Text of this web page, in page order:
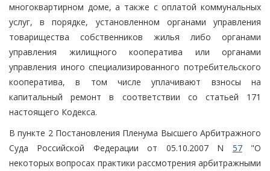
многоквартирном доме, а также с оплатой коммунальных
услуг, в порядке, установленном органами управления
товарищества собственников жилья либо органами
управления жилищного кооператива или органами
управления иного специализированного потребительского
кооператива, в том числе уплачивают взносы на
капитальный ремонт в соответствии со статьей 171
настоящего Кодекса.
В пункте 2 Постановления Пленума Высшего Арбитражного
Суда Российской Федерации от 05.10.2007 N 57"О
некоторых вопросах практики рассмотрения арбитражными